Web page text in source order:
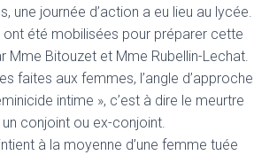
une journée d’action a eu lieu au lycée.
ont été mobilisées pour préparer cette
Mme Bitouzet et Mme Rubellin-Lechat.
faites aux femmes, l’angle d’approche
intime », c’est à dire le meurtre
un conjoint ou ex-conjoint.
à la moyenne d’une femme tuée